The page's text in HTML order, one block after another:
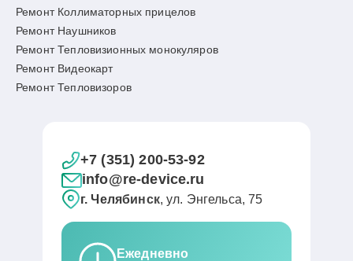
Ремонт Коллиматорных прицелов
Ремонт Наушников
Ремонт Тепловизионных монокуляров
Ремонт Видеокарт
Ремонт Тепловизоров
+7 (351) 200-53-92
info@re-device.ru
г. Челябинск, ул. Энгельса, 75
Ежедневно